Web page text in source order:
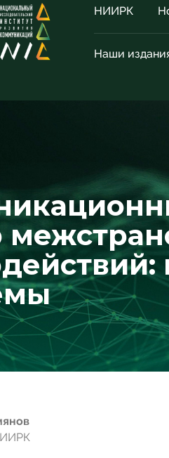
НИИРК
Наши